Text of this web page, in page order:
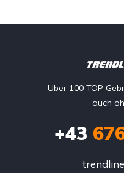
Über 100 TOP
auch
+43